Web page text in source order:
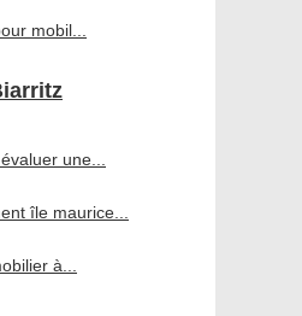
mobil...
une...
île maurice...
à...